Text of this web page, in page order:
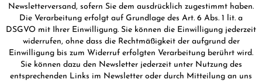
Newsletterversand, sofern Sie dem ausdrücklich zugestimmt haben.
Die Verarbeitung erfolgt auf Grundlage des Art. 6 Abs. 1 lit. a
DSGVO mit Ihrer Einwilligung. Sie können die Einwilligung jederzeit
widerrufen, ohne dass die Rechtmäßigkeit der aufgrund der
Einwilligung bis zum Widerruf erfolgten Verarbeitung berührt wird.
Sie können dazu den Newsletter jederzeit unter Nutzung des
entsprechenden Links im Newsletter oder durch Mitteilung an uns